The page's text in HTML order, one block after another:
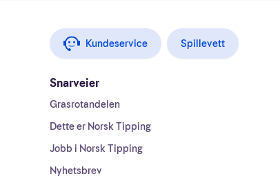
Kundeservice Spillevett
Snarveier
Grasrotandelen
Dette er Norsk Tipping
Jobb i Norsk Tipping
Nyhetsbrev